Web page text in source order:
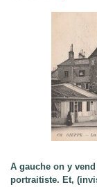
A gauche on y
portraitiste. Et,